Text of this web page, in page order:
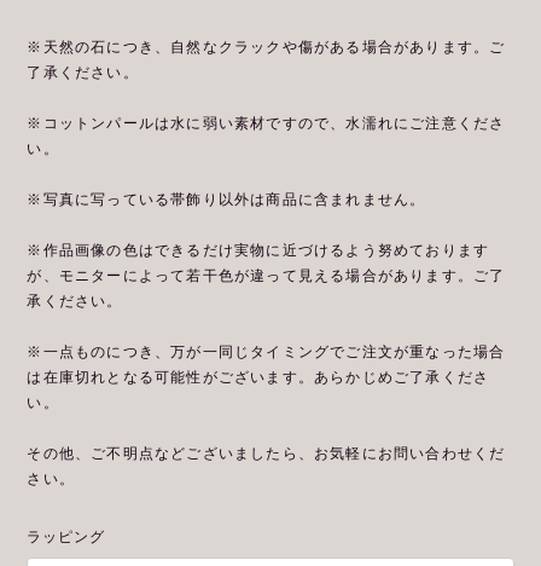
※天然の石につき、自然なクラックや傷がある場合があります。ご
了承ください。
※コットンパールは水に弱い素材ですので、水濡れにご注意くださ
い。
※写真に写っている帯飾り以外は商品に含まれません。
※作品画像の色はできるだけ実物に近づけるよう努めております
が、モニターによって若干色が違って見える場合があります。ご了
承ください。
※一点ものにつき、万が一同じタイミングでご注文が重なった場合
は在庫切れとなる可能性がございます。あらかじめご了承くださ
い。
その他、ご不明点などございましたら、お気軽にお問い合わせくだ
さい。
ラッピング